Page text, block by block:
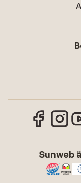
Sunweb